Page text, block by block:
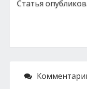
Статья